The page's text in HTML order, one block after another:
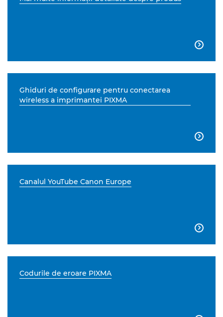

Ghiduri de configurare pentru conectarea
wireless a imprimantei PIXMA

Canalul YouTube Canon Europe

Codurile de eroare PIXMA